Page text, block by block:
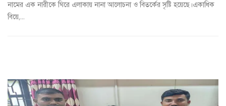
নামের এক নারীকে ঘিরে এলাকায় নানা আলোচনা ও বিতর্কের সৃষ্টি হয়েছে।একাধিক
বিয়ে,...